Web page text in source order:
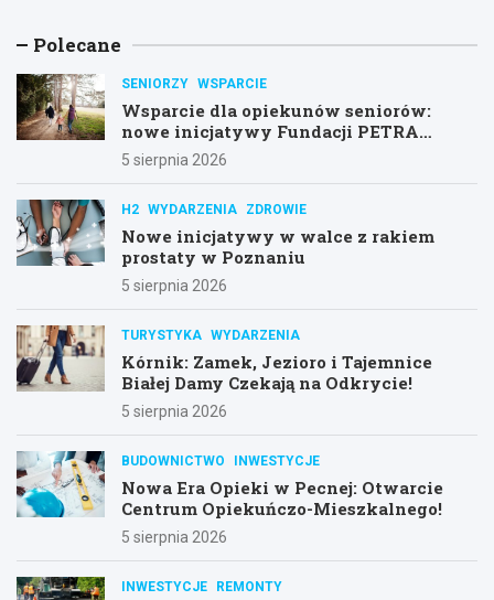
Polecane
SENIORZY WSPARCIE
Wsparcie dla opiekunów seniorów:
nowe inicjatywy Fundacji PETRA
Senior
5 sierpnia 2026
H2 WYDARZENIA ZDROWIE
Nowe inicjatywy w walce z rakiem
prostaty w Poznaniu
5 sierpnia 2026
TURYSTYKA WYDARZENIA
Kórnik: Zamek, Jezioro i Tajemnice
Białej Damy Czekają na Odkrycie!
5 sierpnia 2026
BUDOWNICTWO INWESTYCJE
Nowa Era Opieki w Pecnej: Otwarcie
Centrum Opiekuńczo-Mieszkalnego!
5 sierpnia 2026
INWESTYCJE REMONTY